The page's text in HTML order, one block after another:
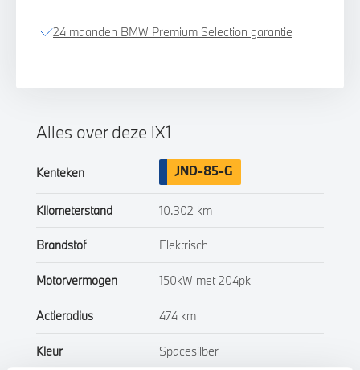
24 maanden BMW Premium Selection garantie
Alles over deze iX1
Kenteken JND-85-G
Kilometerstand 10.302 km
Brandstof Elektrisch
Motorvermogen 150kW met 204pk
Actieradius 474 km
Kleur Spacesilber